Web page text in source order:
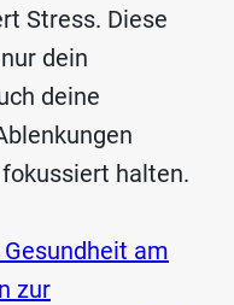
Stress. Diese
dein
deine
halten.
am
zur